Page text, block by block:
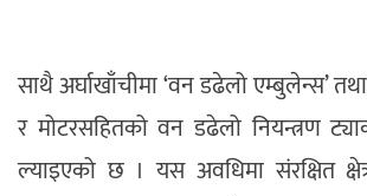
साथै अर्घाखाँचीमा ‘वन डढेलो एम्बुलेन्स’
र मोटरसहितको वन डढेलो नियन्त्रण
ल्याइएको छ । यस अवधिमा संरक्षित